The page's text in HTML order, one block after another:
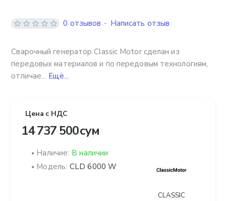
Сварочный генератор Classic Motor сделан из
передовых материалов и по передовым технологиям,
отличае... Ещё...
0 отзывов - Написать отзыв
Цена с НДС
14 737 500 сум
Наличие: В наличии
Модель: CLD 6000 W
CLASSIC